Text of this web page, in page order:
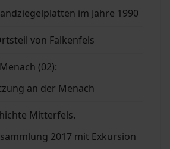
im Jahre 1990
von Falkenfels
(02):
an der Menach
Mitterfels.
2017 mit Exkursion